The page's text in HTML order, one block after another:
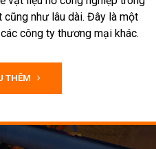
như lâu dài. Đây là một
công ty thương mại khác.
THÊM